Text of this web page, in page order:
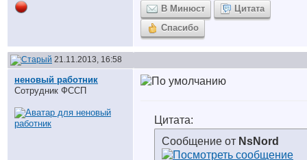
В Минюст
Цитата
Спасибо
21.11.2013, 16:58
неновый работник
Сотрудник ФССП
Цитата:
Сообщение от NsNord